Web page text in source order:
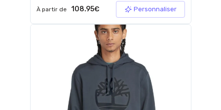
À partir de 108.95€ Personnaliser